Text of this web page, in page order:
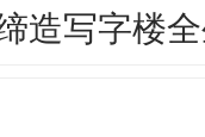
写字楼全